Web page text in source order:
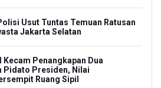
Usut Tuntas Temuan Ratusan
Jakarta Selatan
Penangkapan Dua
Pidato Presiden, Nilai
Ruang Sipil